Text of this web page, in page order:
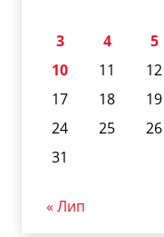
3
4 5
10
11 12
17
18 19
24
25 26
31
« Лип